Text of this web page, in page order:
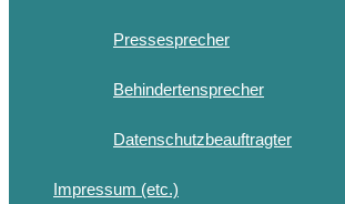
Pressesprecher
Behindertensprecher
Datenschutzbeauftragter
Impressum (etc.)